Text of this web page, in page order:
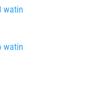
watin
watin